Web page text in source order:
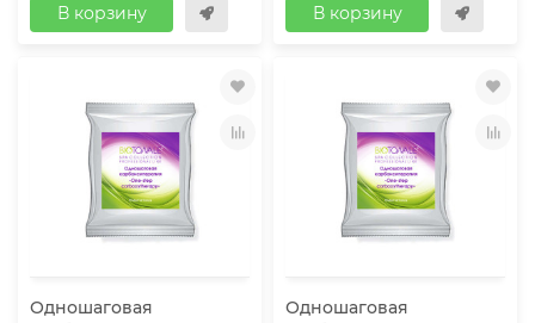
В корзину В корзину
Одношаговая
Одношаговая